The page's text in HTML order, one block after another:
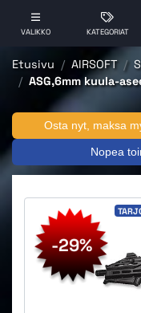
VALIKKO KATEGORIAT
Etusivu AIRSOFT
ASG,6mm kuula-
Osta nyt, maksa
Nopea
-29%